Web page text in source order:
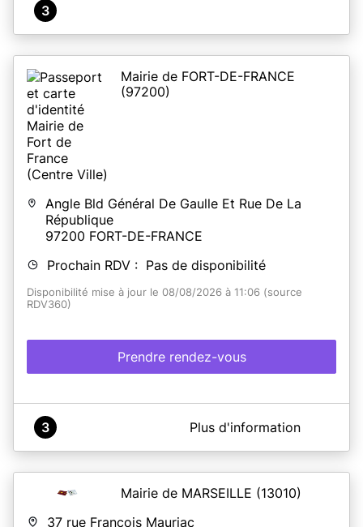
3
Mairie de FORT-DE-FRANCE
(97200)
Angle Bld Général De Gaulle Et Rue De La
République
97200 FORT-DE-FRANCE
Prochain RDV : Pas de disponibilité
Disponibilité mise à jour le 08/08/2026 à 11:06 (source
RDV360)
Prendre rendez-vous
A propos de Mairie de Fort de France (Centre Ville)
- Déposer vos demandes de titres d'identité,
- Élaborer vos dossiers de mariages ou pacs,
- Réaliser vos déclarations de naissances et de
3 Plus d'information
Mairie de MARSEILLE (13010)
37 rue François Mauriac